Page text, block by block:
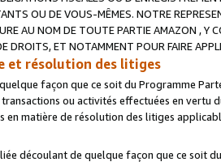
OU DE VOUS-MÊMES. NOTRE
AU NOM DE TOUTE PARTIE AMAZON , Y
DROITS, ET NOTAMMENT POUR FAIRE
et résolution des litiges
façon que ce soit du Programme
ou activités effectuées en vertu
en matière de résolution des litiges
découlant de quelque façon que ce soit